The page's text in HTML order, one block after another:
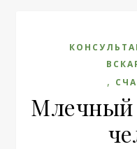
,
Млечный